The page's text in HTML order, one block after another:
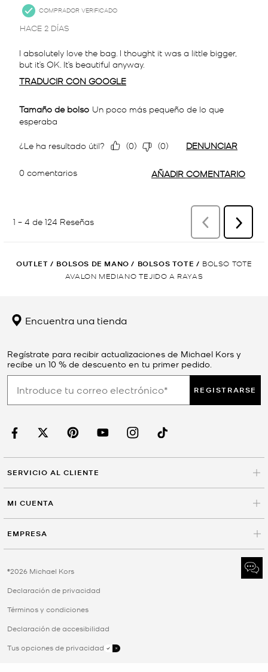
OUTLET / BOLSOS DE MANO / BOLSOS TOTE / BOLSO TOTE
AVALON MEDIANO TEJIDO A RAYAS
Encuentra una tienda
Regístrate para recibir actualizaciones de Michael Kors y
recibe un 10 % de descuento en tu primer pedido.
REGISTRARSE
SERVICIO AL CLIENTE
MI CUENTA
EMPRESA
©2026 Michael Kors
Declaración de privacidad
Términos y condiciones
Declaración de accesibilidad
Tus opciones de privacidad